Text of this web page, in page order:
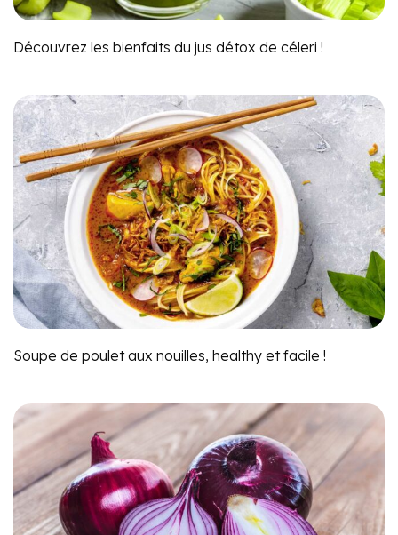
Découvrez les bienfaits du jus détox de céleri !
Soupe de poulet aux nouilles, healthy et facile !